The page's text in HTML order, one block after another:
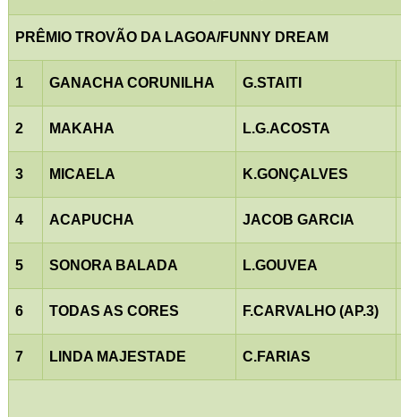
PRÊMIO TROVÃO DA LAGOA/FUNNY DREAM
1 GANACHA CORUNILHA G.STAITI
2 MAKAHA L.G.ACOSTA
3 MICAELA K.GONÇALVES
4 ACAPUCHA JACOB GARCIA
5 SONORA BALADA L.GOUVEA
6 TODAS AS CORES F.CARVALHO (AP.3)
7 LINDA MAJESTADE C.FARIAS